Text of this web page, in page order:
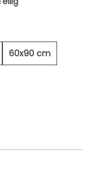
60x90 cm